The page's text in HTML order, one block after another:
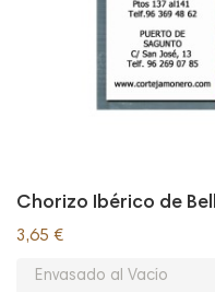
Chorizo Ibérico de
3,65 €